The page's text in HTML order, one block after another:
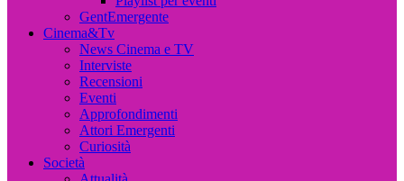
GentEmergente
Cinema&Tv
News Cinema e TV
Interviste
Recensioni
Eventi
Approfondimenti
Attori Emergenti
Curiosità
Società